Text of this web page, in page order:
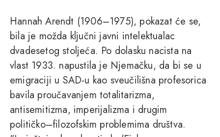
Hannah Arendt (1906–1975), pokazat će se,
bila je možda ključni javni intelektualac
dvadesetog stoljeća. Po dolasku nacista na
vlast 1933. napustila je Njemačku, da bi se u
emigraciji u SAD-u kao sveučilišna profesorica
bavila proučavanjem totalitarizma,
antisemitizma, imperijalizma i drugim
političko–filozofskim problemima društva.